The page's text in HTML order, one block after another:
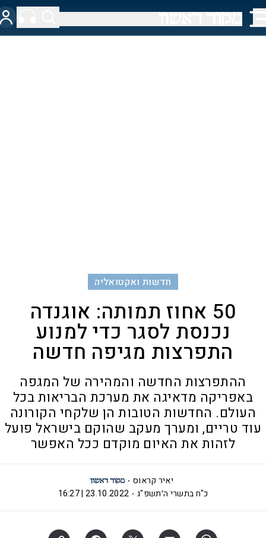
חדשות ואקטואליה
50 אחוז תמותה: אוגנדה
נכנסת לסגר כדי למנוע
התפרצות מגיפה חדשה
ההתפרצות החדשה והמהירה של המגפה
באפריקה מדאיגה את מערכת הבריאות בכל
העולם. החדשות הטובות הן שלקחי הקורונה
עוד טריים, ומערך מעקב שהוקם בישראל פועל
לזהות את האיום מוקדם ככל האפשר
יאיר קראוס
כ"ח בתשרי ה׳תשפ"ג
23.10.2022 | 16:27